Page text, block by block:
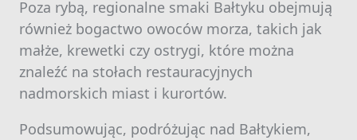
Poza rybą, regionalne smaki Bałtyku obejmują
również bogactwo owoców morza, takich jak
małże, krewetki czy ostrygi, które można
znaleźć na stołach restauracyjnych
nadmorskich miast i kurortów.
Podsumowując, podróżując nad Bałtykiem,